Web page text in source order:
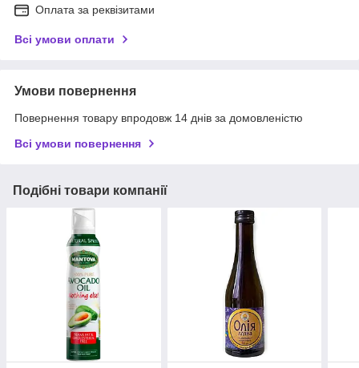
Оплата за реквізитами
Всі умови оплати
Умови повернення
Повернення товару впродовж 14 днів за домовленістю
Всі умови повернення
Подібні товари компанії